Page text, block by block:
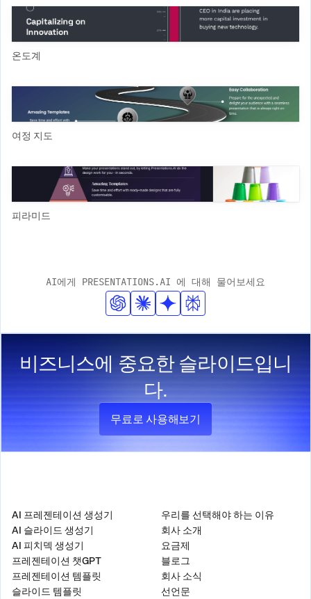
온도계
여정 지도
피라미드
AI에게 PRESENTATIONS.AI 에 대해 물어보세요
비즈니스에 중요한 슬라이드입니
다.
무료로 사용해보기
AI 프레젠테이션 생성기
AI 슬라이드 생성기
AI 피치덱 생성기
프레젠테이션 챗GPT
프레젠테이션 템플릿
슬라이드 템플릿
우리를 선택해야 하는 이유
회사 소개
요금제
블로그
회사 소식
선언문